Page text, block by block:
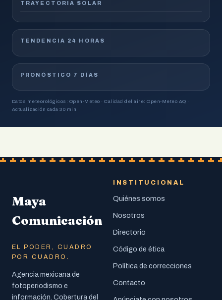
TRAYECTORIA SOLAR
TENDENCIA 24 HORAS
PRONÓSTICO 7 DÍAS
Datos meteorológicos: Open-Meteo · Calidad del aire: Open-Meteo AQ ·
Actualización cada 30 min
Maya
Comunicación
EL PODER, CUADRO
POR CUADRO.
Agencia mexicana de
fotoperiodismo e
información. Cobertura del
INSTITUCIONAL
Quiénes somos
Nosotros
Directorio
Código de ética
Política de correcciones
Contacto